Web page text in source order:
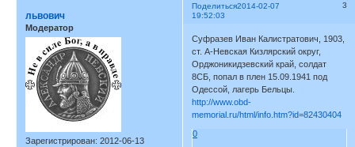
Поделиться 3
2014-02-07
19:52:03
львович
Модератор
Зарегистрирован: 2012-06-13
Суфразев Иван Калистратович, 1903,
ст. А-Невская Кизлярский округ,
Орджоникидзевский край, солдат
8СБ, попал в плен 15.09.1941 под
Одессой, лагерь Бельцы.
http://www.obd-
memorial.ru/html/info.htm?id=82430404
0